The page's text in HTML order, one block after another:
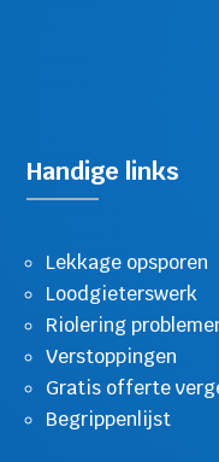
Handige links
Lekkage opsporen
Loodgieterswerk
Riolering
Verstoppingen
Gratis offerte
Begrippenlijst